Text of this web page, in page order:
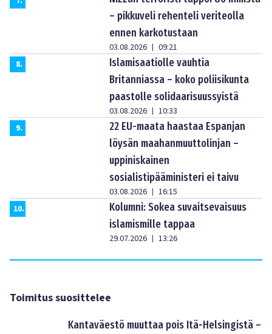
– pikkuveli rehenteli veriteolla
ennen karkotustaan
03.08.2026 | 09:21
8.
Islamisaatiolle vauhtia
Britanniassa – koko poliisikunta
paastolle solidaarisuussyistä
03.08.2026 | 10:33
9.
22 EU-maata haastaa Espanjan
löysän maahanmuuttolinjan –
uppiniskainen
sosialistipääministeri ei taivu
03.08.2026 | 16:15
10.
Kolumni: Sokea suvaitsevaisuus
islamismille tappaa
29.07.2026 | 13:26
Toimitus suosittelee
Kantaväestö muuttaa pois Itä-Helsingistä –